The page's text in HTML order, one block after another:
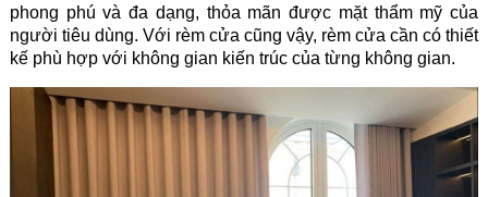
phong phú và đa dạng, thỏa mãn được mặt thẩm mỹ của
người tiêu dùng. Với rèm cửa cũng vậy, rèm cửa cần có thiết
kế phù hợp với không gian kiến trúc của từng không gian.